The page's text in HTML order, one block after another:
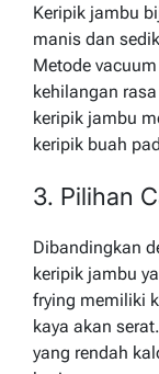
Keripik jambu
manis dan
Metode
kehilangan
keripik jambu
keripik buah
3. Pilihan
Dibandingkan
keripik jambu
frying memiliki
kaya akan
yang rendah